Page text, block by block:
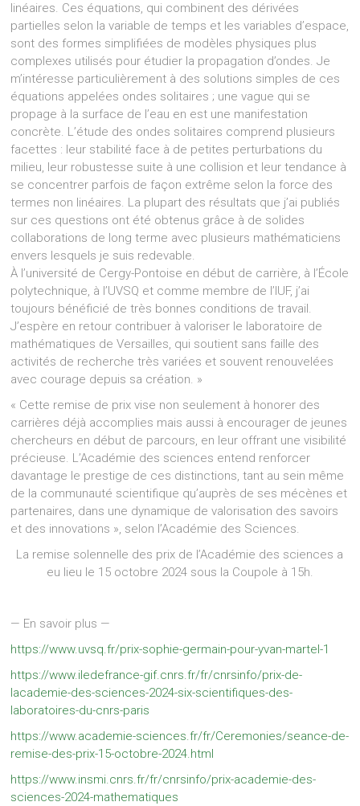
linéaires. Ces équations, qui combinent des dérivées
partielles selon la variable de temps et les variables d’espace,
sont des formes simplifiées de modèles physiques plus
complexes utilisés pour étudier la propagation d’ondes. Je
m’intéresse particulièrement à des solutions simples de ces
équations appelées ondes solitaires ; une vague qui se
propage à la surface de l’eau en est une manifestation
concrète. L’étude des ondes solitaires comprend plusieurs
facettes : leur stabilité face à de petites perturbations du
milieu, leur robustesse suite à une collision et leur tendance à
se concentrer parfois de façon extrême selon la force des
termes non linéaires. La plupart des résultats que j’ai publiés
sur ces questions ont été obtenus grâce à de solides
collaborations de long terme avec plusieurs mathématiciens
envers lesquels je suis redevable.
À l’université de Cergy-Pontoise en début de carrière, à l’École
polytechnique, à l’UVSQ et comme membre de l’IUF, j’ai
toujours bénéficié de très bonnes conditions de travail.
J’espère en retour contribuer à valoriser le laboratoire de
mathématiques de Versailles, qui soutient sans faille des
activités de recherche très variées et souvent renouvelées
avec courage depuis sa création. »
« Cette remise de prix vise non seulement à honorer des
carrières déjà accomplies mais aussi à encourager de jeunes
chercheurs en début de parcours, en leur offrant une visibilité
précieuse. L’Académie des sciences entend renforcer
davantage le prestige de ces distinctions, tant au sein même
de la communauté scientifique qu’auprès de ses mécènes et
partenaires, dans une dynamique de valorisation des savoirs
et des innovations », selon l’Académie des Sciences.
La remise solennelle des prix de l’Académie des sciences a
eu lieu le 15 octobre 2024 sous la Coupole à 15h.
— En savoir plus —
https://www.uvsq.fr/prix-sophie-germain-pour-yvan-martel-1
https://www.iledefrance-gif.cnrs.fr/fr/cnrsinfo/prix-de-
lacademie-des-sciences-2024-six-scientifiques-des-
laboratoires-du-cnrs-paris
https://www.academie-sciences.fr/fr/Ceremonies/seance-de-
remise-des-prix-15-octobre-2024.html
https://www.insmi.cnrs.fr/fr/cnrsinfo/prix-academie-des-
sciences-2024-mathematiques